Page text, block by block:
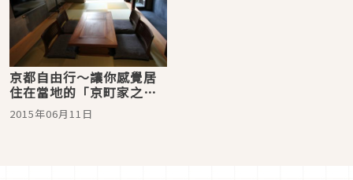
京都自由行～讓你感覺居
住在當地的「京町家之
宿」開幕！ 備有純和風檜
木浴缸和古董家具
2015年06月11日